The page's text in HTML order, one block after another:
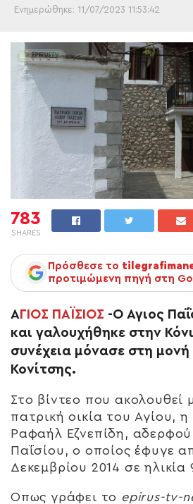
Ενημερώθηκε: 11/07/2023 11:53:42
783
SHARES
Πρόσθεσε το
προτιμώμενη πηγή στη
ΑΓΙΟΣ ΠΑΪΣΙΟΣ -Ο Αγιος
και γαλουχήθηκε στην
συνέχεια μόνασε στη μονή
Κονίτσης.
Στο βίντεο που ακολουθεί
πατρική οικία του Αγίου,
Ραφαήλ Εζνεπίδη, αδερφού
Παΐσίου, ο οποίος έφυγε
Δεκεμβρίου 2014 σε ηλικία
Οπως γράφει το epirus-tv-